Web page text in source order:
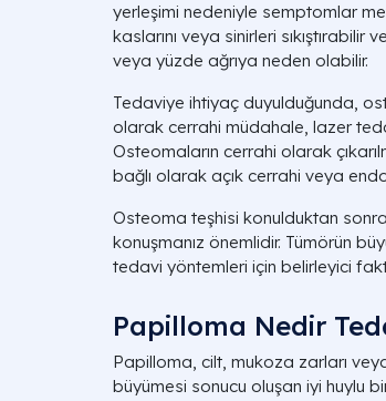
yerleşimi nedeniyle semptomlar
kaslarını veya sinirleri sıkıştırabilir
veya yüzde ağrıya neden olabilir.
Tedaviye ihtiyaç duyulduğunda,
olarak cerrahi müdahale, lazer
Osteomaların cerrahi olarak
bağlı olarak açık cerrahi veya
Osteoma teşhisi konulduktan
konuşmanız önemlidir. Tümörün
tedavi yöntemleri için belirleyici
Papilloma Nedir
Papilloma, cilt, mukoza zarları
büyümesi sonucu oluşan iyi huylu